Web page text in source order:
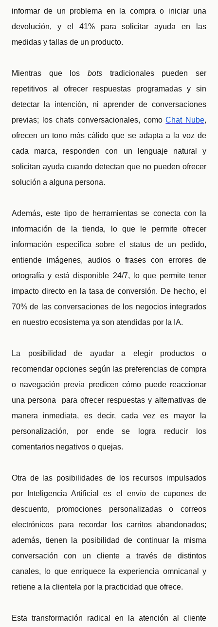
informar de un problema en la compra o iniciar una
devolución, y el 41% para solicitar ayuda en las
medidas y tallas de un producto.
Mientras que los bots tradicionales pueden ser
repetitivos al ofrecer respuestas programadas y sin
detectar la intención, ni aprender de conversaciones
previas; los chats conversacionales, comoChat Nube,
ofrecen un tono más cálido que se adapta a la voz de
cada marca, responden con un lenguaje natural y
solicitan ayuda cuando detectan que no pueden ofrecer
solución a alguna persona.
Además, este tipo de herramientas se conecta con la
información de la tienda, lo que le permite ofrecer
información específica sobre el status de un pedido,
entiende imágenes, audios o frases con errores de
ortografía y está disponible 24/7, lo que permite tener
impacto directo en la tasa de conversión. De hecho, el
70% de las conversaciones de los negocios integrados
en nuestro ecosistema ya son atendidas por la IA.
La posibilidad de ayudar a elegir productos o
recomendar opciones según las preferencias de compra
o navegación previa predicen cómo puede reaccionar
una persona para ofrecer respuestas y alternativas de
manera inmediata, es decir, cada vez es mayor la
personalización, por ende se logra reducir los
comentarios negativos o quejas.
Otra de las posibilidades de los recursos impulsados
por Inteligencia Artificial es el envío de cupones de
descuento, promociones personalizadas o correos
electrónicos para recordar los carritos abandonados;
además, tienen la posibilidad de continuar la misma
conversación con un cliente a través de distintos
canales, lo que enriquece la experiencia omnicanal y
retiene a la clientela por la practicidad que ofrece.
Esta transformación radical en la atención al cliente